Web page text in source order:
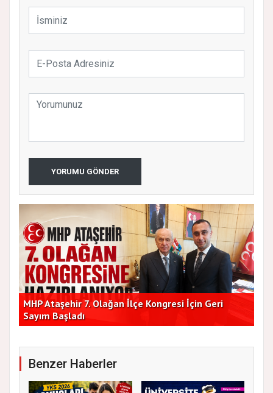
YORUMU GÖNDER
Başkan Vekilleri Kent Lokantası'nda Vatandaşlarla
Bir Araya Geldi
Benzer Haberler